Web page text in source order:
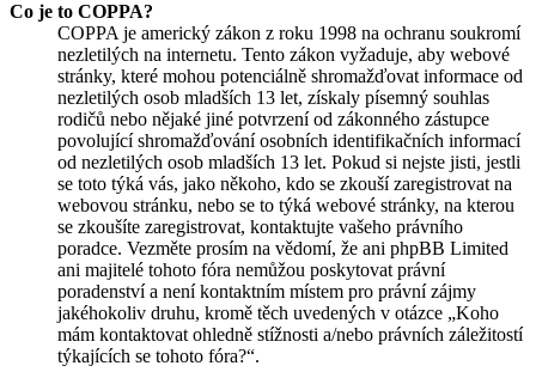
Co je to COPPA?
COPPA je americký zákon z roku 1998 na ochranu soukromí
nezletilých na internetu. Tento zákon vyžaduje, aby webové
stránky, které mohou potenciálně shromažďovat informace od
nezletilých osob mladších 13 let, získaly písemný souhlas
rodičů nebo nějaké jiné potvrzení od zákonného zástupce
povolující shromažďování osobních identifikačních informací
od nezletilých osob mladších 13 let. Pokud si nejste jisti, jestli
se toto týká vás, jako někoho, kdo se zkouší zaregistrovat na
webovou stránku, nebo se to týká webové stránky, na kterou
se zkoušíte zaregistrovat, kontaktujte vašeho právního
poradce. Vezměte prosím na vědomí, že ani phpBB Limited
ani majitelé tohoto fóra nemůžou poskytovat právní
poradenství a není kontaktním místem pro právní zájmy
jakéhokoliv druhu, kromě těch uvedených v otázce „Koho
mám kontaktovat ohledně stížnosti a/nebo právních záležitostí
týkajících se tohoto fóra?“.